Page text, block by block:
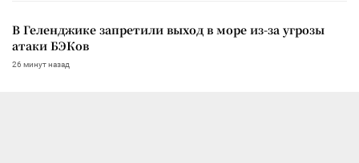
В Геленджике запретили выход в море из-за угрозы
атаки БЭКов
26 минут назад